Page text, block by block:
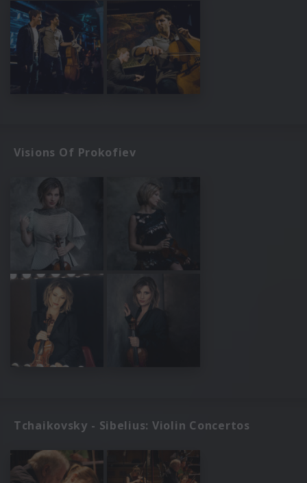
Visions Of Prokofiev
Tchaikovsky - Sibelius: Violin Concertos